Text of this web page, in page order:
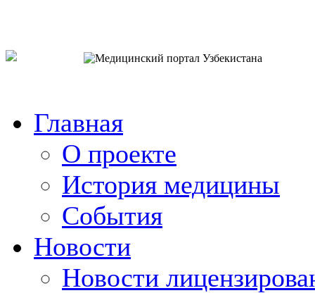
Главная
О проекте
История медицины
События
Новости
Новости